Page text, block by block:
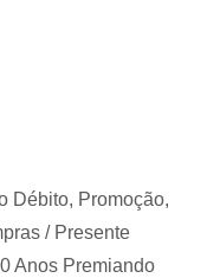
Débito, Promoção,
/ Presente
Anos Premiando